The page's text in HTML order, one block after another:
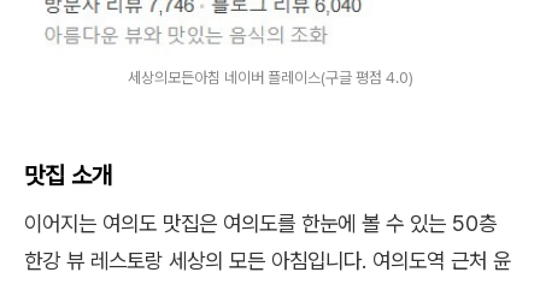
세상의모든아침 네이버 플레이스(구글 평점 4.0)
맛집 소개
이어지는 여의도 맛집은 여의도를 한눈에 볼 수 있는 50층
한강 뷰 레스토랑 세상의 모든 아침입니다. 여의도역 근처 윤